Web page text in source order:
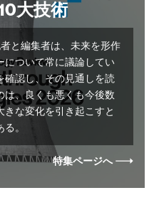
大技術
と編集者は、未来を形作
について常に議論してい
確認し、その見通しを読
は、良くも悪くも今後数
な変化を引き起こすと
。
特集ページへ